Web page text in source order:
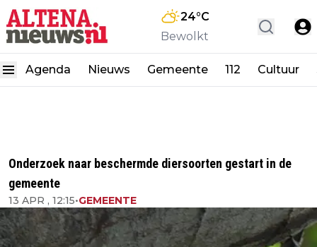
24°C
Bewolkt
Agenda Nieuws Gemeente 112 Cultuur
Onderzoek naar beschermde diersoorten gestart in de
gemeente
13 APR , 12:15•GEMEENTE